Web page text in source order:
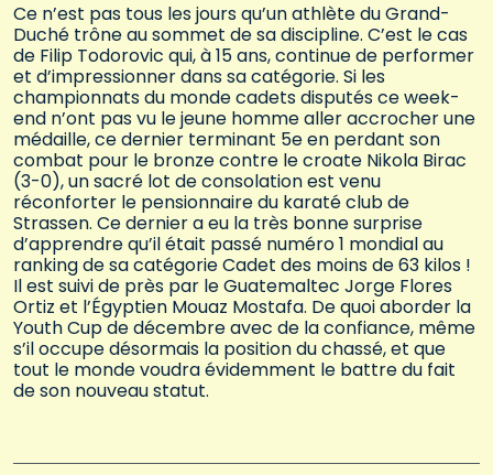
Ce n’est pas tous les jours qu’un athlète du Grand-
Duché trône au sommet de sa discipline. C’est le cas
de Filip Todorovic qui, à 15 ans, continue de performer
et d’impressionner dans sa catégorie. Si les
championnats du monde cadets disputés ce week-
end n’ont pas vu le jeune homme aller accrocher une
médaille, ce dernier terminant 5e en perdant son
combat pour le bronze contre le croate Nikola Birac
(3-0), un sacré lot de consolation est venu
réconforter le pensionnaire du karaté club de
Strassen. Ce dernier a eu la très bonne surprise
d’apprendre qu’il était passé numéro 1 mondial au
ranking de sa catégorie Cadet des moins de 63 kilos !
Il est suivi de près par le Guatemaltec Jorge Flores
Ortiz et l’Égyptien Mouaz Mostafa. De quoi aborder la
Youth Cup de décembre avec de la confiance, même
s’il occupe désormais la position du chassé, et que
tout le monde voudra évidemment le battre du fait
de son nouveau statut.